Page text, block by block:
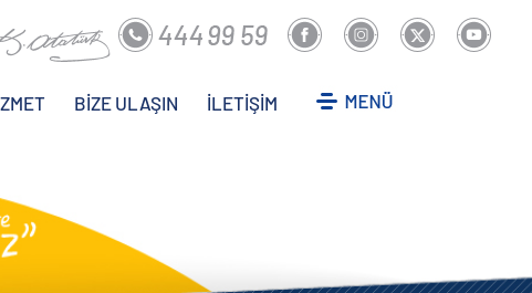
BİZE ULAŞIN İLETİŞİM